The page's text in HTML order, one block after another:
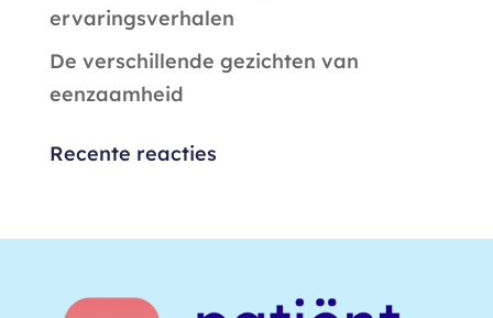
ervaringsverhalen
De verschillende gezichten van
eenzaamheid
Recente reacties